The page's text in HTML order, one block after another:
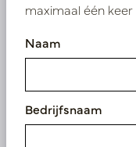
Bersselaar
maximaal één
Naam
Bedrijfsnaam